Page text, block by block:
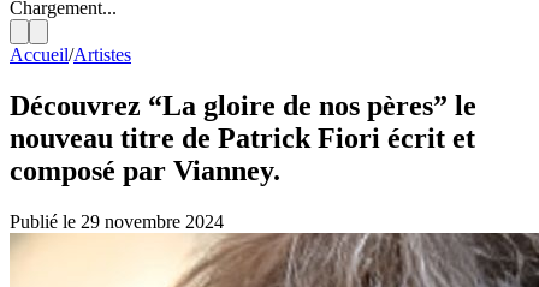
Chargement...
Accueil/Artistes
Découvrez “La gloire de nos pères” le
nouveau titre de Patrick Fiori écrit et
composé par Vianney.
Publié le 29 novembre 2024